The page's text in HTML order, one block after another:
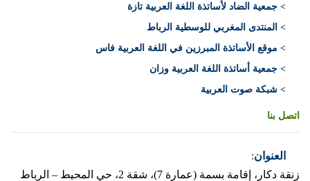
> جمعية الضاد لأساتذة اللغة العربية تازة
> المنتدى المغربي للوسطية الرباط
> موقع الأساتذة المبرزين في اللغة العربية فاس
> جمعية أساتذة اللغة العربية وزان
> شبكة صوت العربية
اتصل بنا
العنوان:
زنقة دكار، إقامة بسمة (عمارة 7)، شقة 2، حي المحيط – الرباط